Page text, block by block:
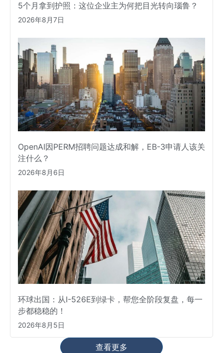
5个月拿到护照：这位企业主为何把目光转向瑙鲁？
2026年8月7日
OpenAI因PERM招聘问题达成和解，EB-3申请人该关
注什么？
2026年8月6日
环球出国：从I-526E到绿卡，帮您全阶段复盘，每一
步都稳稳的！
2026年8月5日
查看更多